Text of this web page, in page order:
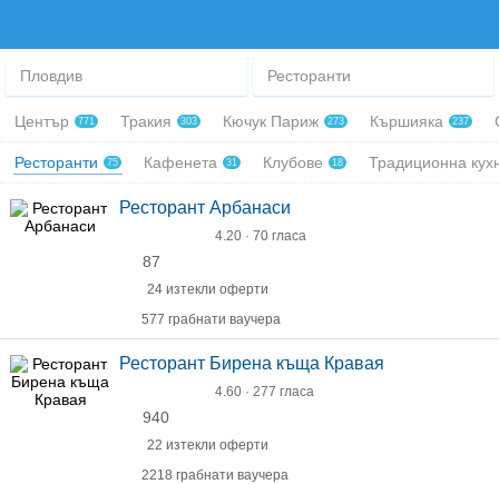
Пловдив Ресторанти
Център 771 Тракия 303 Кючук Париж 273 Кършияка 237
Ресторанти 75 Кафенета 31 Клубове 18 Традиционна
Ресторант Арбанаси
4.20 · 70 гласа
87
24 изтекли оферти
577 грабнати ваучера
Ресторант Бирена къща Кравая
4.60 · 277 гласа
940
22 изтекли оферти
2218 грабнати ваучера